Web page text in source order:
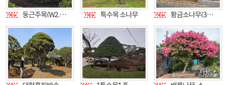
둥근주목(W2.0-2.5)선주목(H2.5-3.5)판매합니다. 특수목 소나무 황금소나무(35~45년생)